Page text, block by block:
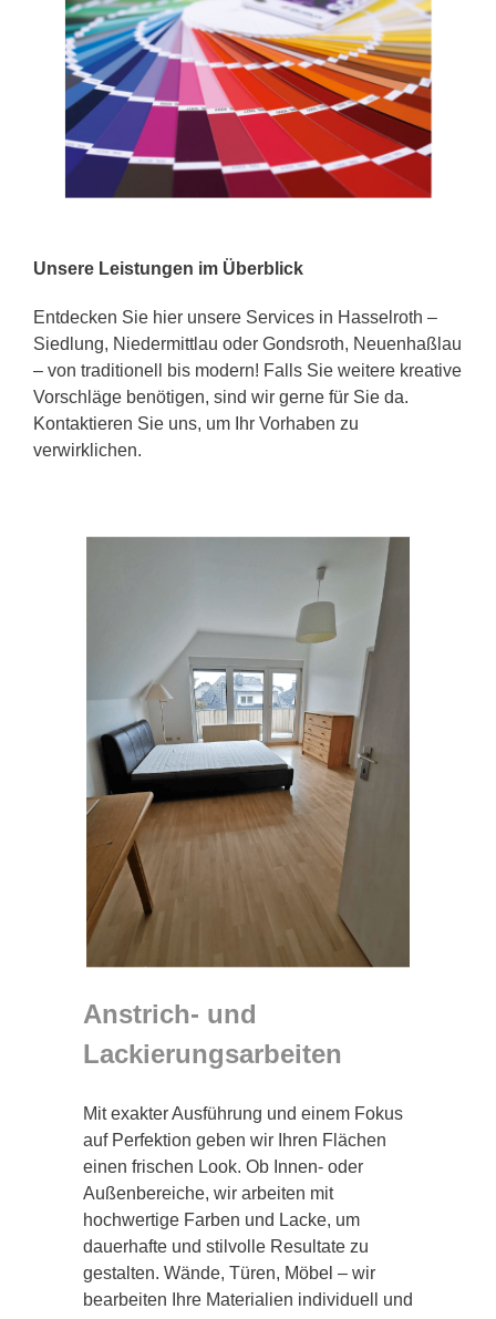
Unsere Leistungen im Überblick
Entdecken Sie hier unsere Services in Hasselroth –
Siedlung, Niedermittlau oder Gondsroth, Neuenhaßlau
– von traditionell bis modern! Falls Sie weitere kreative
Vorschläge benötigen, sind wir gerne für Sie da.
Kontaktieren Sie uns, um Ihr Vorhaben zu
verwirklichen.
Anstrich- und
Lackierungsarbeiten
Mit exakter Ausführung und einem Fokus
auf Perfektion geben wir Ihren Flächen
einen frischen Look. Ob Innen- oder
Außenbereiche, wir arbeiten mit
hochwertige Farben und Lacke, um
dauerhafte und stilvolle Resultate zu
gestalten. Wände, Türen, Möbel – wir
bearbeiten Ihre Materialien individuell und